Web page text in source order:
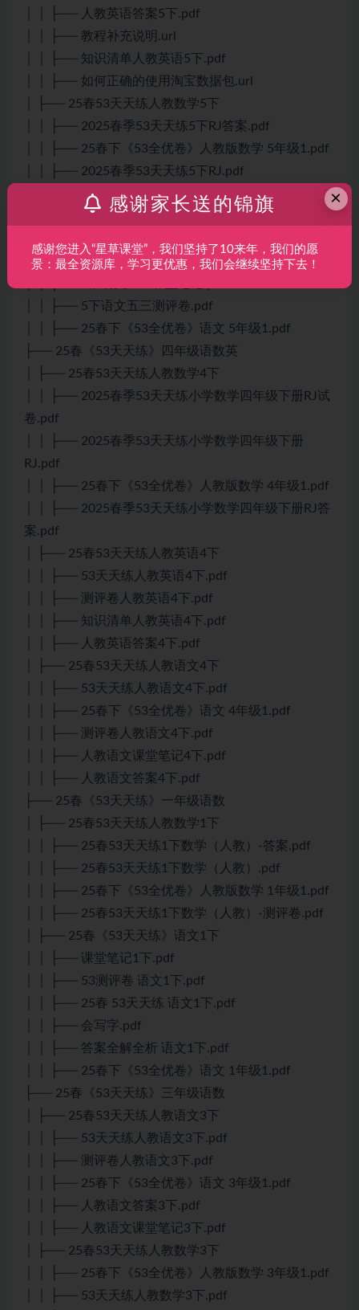
│ │ ├── 人教英语答案5下.pdf
│ │ ├── 教程补充说明.url
│ │ ├── 知识清单人教英语5下.pdf
│ │ ├── 如何正确的使用淘宝数据包.url
│ ├── 25春53天天练人教数学5下
│ │ ├── 2025春季53天天练5下RJ答案.pdf
│ │ ├── 25春下《53全优卷》人教版数学 5年级1.pdf
│ │ ├── 2025春季53天天练5下RJ.pdf
│ │ ├── 2025春季53天天练5下RJ试卷.pdf
│ ├── 25春53天天练人教语文5下
│ │ ├── 5下语文五三答案.pdf
│ │ ├── 5下语文五三测评卷.pdf
│ │ ├── 25春下《53全优卷》语文 5年级1.pdf
├── 25春《53天天练》四年级语数英
│ ├── 25春53天天练人教数学4下
│ │ ├── 2025春季53天天练小学数学四年级下册RJ试
卷.pdf
│ │ ├── 2025春季53天天练小学数学四年级下册
RJ.pdf
│ │ ├── 25春下《53全优卷》人教版数学 4年级1.pdf
│ │ ├── 2025春季53天天练小学数学四年级下册RJ答
案.pdf
│ ├── 25春53天天练人教英语4下
│ │ ├── 53天天练人教英语4下.pdf
│ │ ├── 测评卷人教英语4下.pdf
│ │ ├── 知识清单人教英语4下.pdf
│ │ ├── 人教英语答案4下.pdf
│ ├── 25春53天天练人教语文4下
│ │ ├── 53天天练人教语文4下.pdf
│ │ ├── 25春下《53全优卷》语文 4年级1.pdf
│ │ ├── 测评卷人教语文4下.pdf
│ │ ├── 人教语文课堂笔记4下.pdf
│ │ ├── 人教语文答案4下.pdf
├── 25春《53天天练》一年级语数
│ ├── 25春53天天练人教数学1下
│ │ ├── 25春53天天练1下数学（人教）-答案.pdf
│ │ ├── 25春53天天练1下数学（人教）.pdf
│ │ ├── 25春下《53全优卷》人教版数学 1年级1.pdf
│ │ ├── 25春53天天练1下数学（人教）-测评卷.pdf
│ ├── 25春《53天天练》语文1下
│ │ ├── 课堂笔记1下.pdf
│ │ ├── 53测评卷 语文1下.pdf
│ │ ├── 25春 53天天练 语文1下.pdf
│ │ ├── 会写字.pdf
│ │ ├── 答案全解全析 语文1下.pdf
│ │ ├── 25春下《53全优卷》语文 1年级1.pdf
├── 25春《53天天练》三年级语数
│ ├── 25春53天天练人教语文3下
│ │ ├── 53天天练人教语文3下.pdf
│ │ ├── 测评卷人教语文3下.pdf
│ │ ├── 25春下《53全优卷》语文 3年级1.pdf
│ │ ├── 人教语文答案3下.pdf
│ │ ├── 人教语文课堂笔记3下.pdf
│ ├── 25春53天天练人教数学3下
│ │ ├── 25春下《53全优卷》人教版数学 3年级1.pdf
│ │ ├── 53天天练人教数学3下.pdf
×
感谢家长送的锦旗
感谢您进入“星草课堂”，我们坚持了10来年，我们的愿
景：最全资源库，学习更优惠，我们会继续坚持下去！